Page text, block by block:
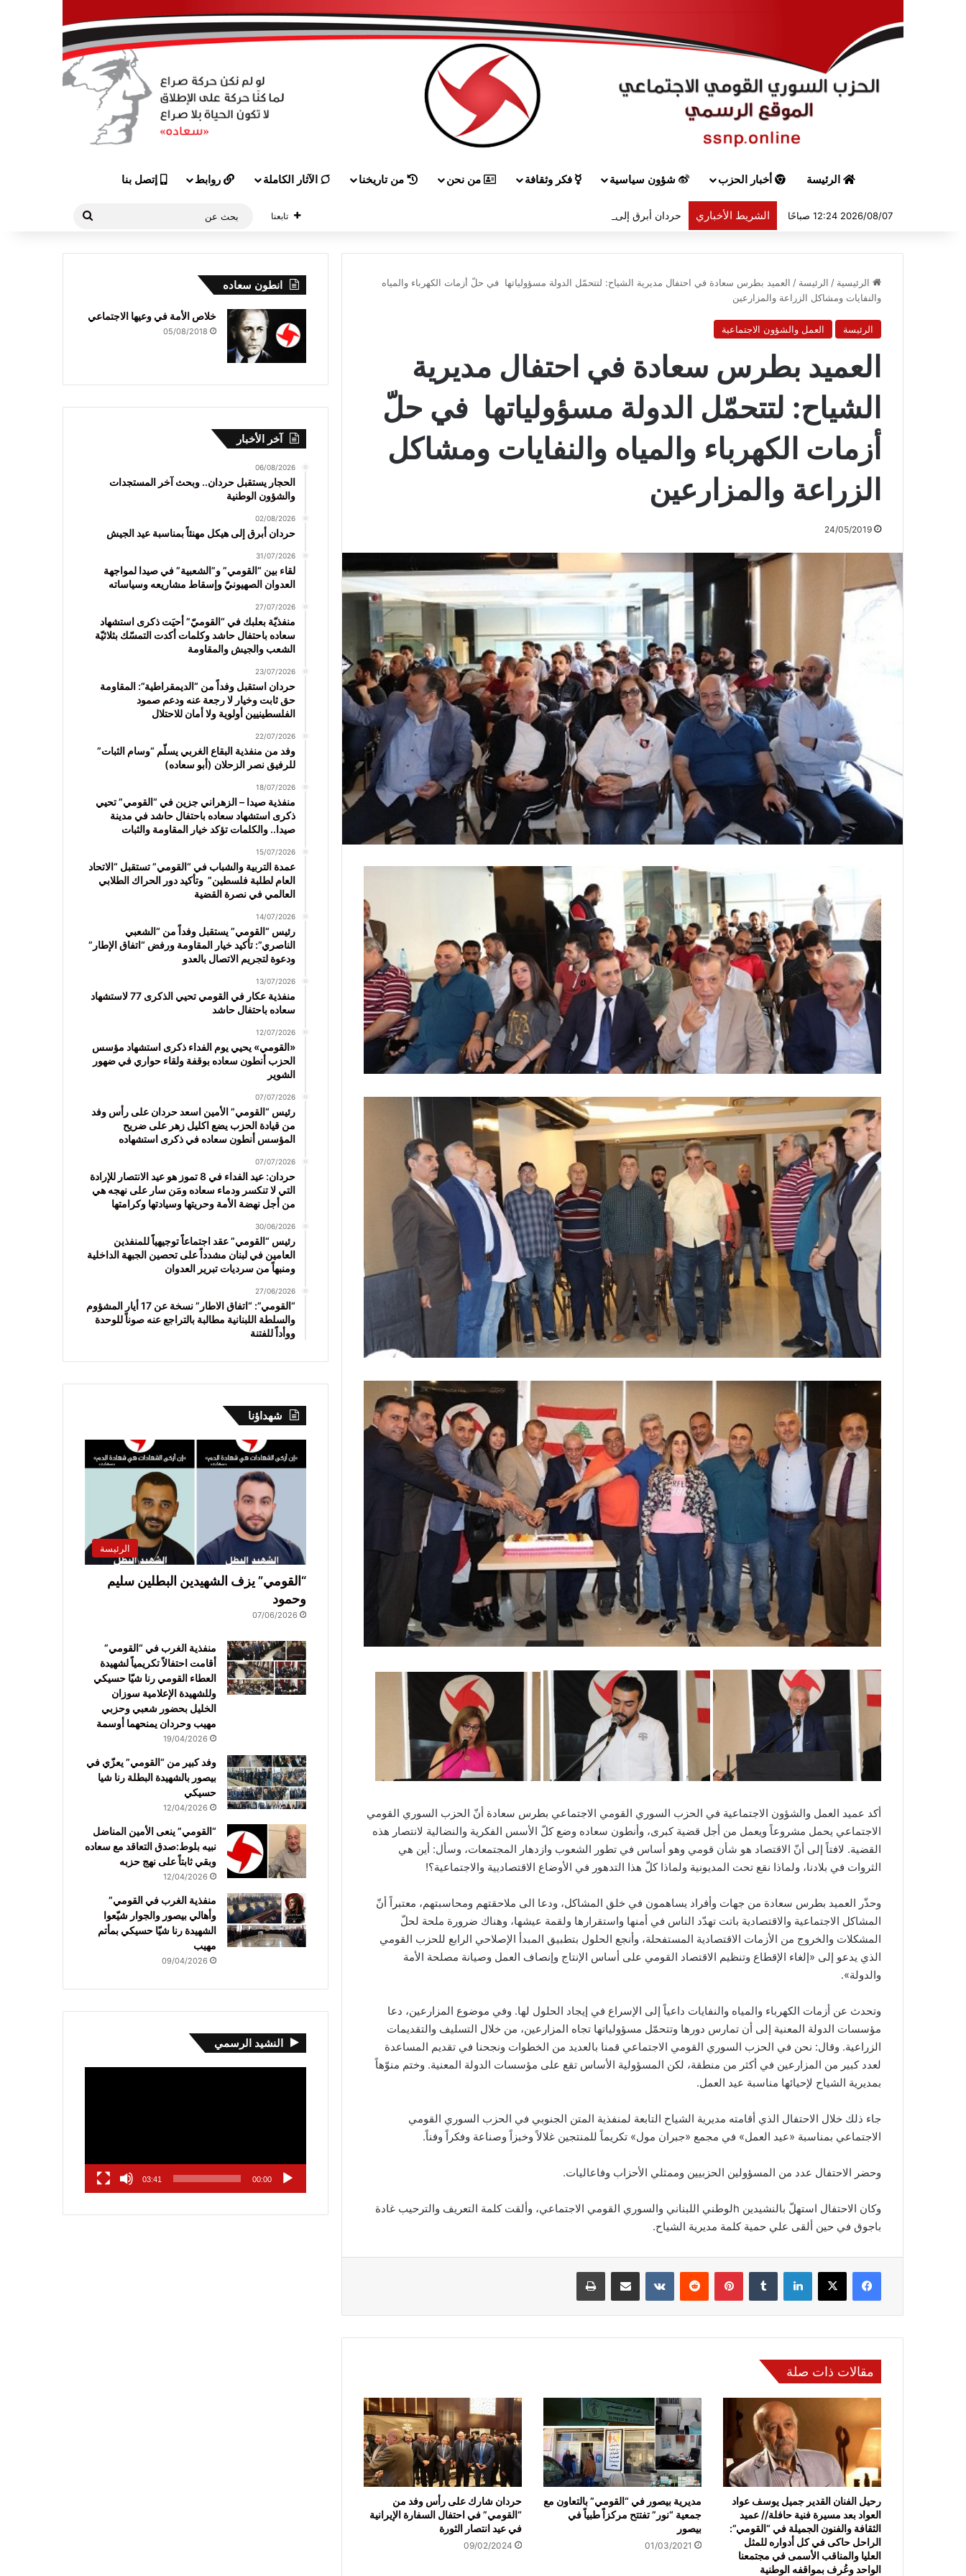
الرئيسة أخبار الحزب شؤون سياسية فكر وثقافة من نحن من تاريخنا الآثار الكاملة روابط إتصل بنا
2026/08/07 12:24 صباحًا الشريط الأخباري حردان أبرق إلى هيكل مهنئاً بمناسبة عيد الجيش تابعنا
الرئيسية / الرئيسة / العميد بطرس سعادة في احتفال مديرية الشياح: لتتحمّل الدولة مسؤولياتها في حلّ أزمات الكهرباء والمياه
والنفايات ومشاكل الزراعة والمزارعين
الرئيسة العمل والشؤون الاجتماعية
العميد بطرس سعادة في احتفال مديرية
الشياح: لتتحمّل الدولة مسؤولياتها في حلّ
أزمات الكهرباء والمياه والنفايات ومشاكل
الزراعة والمزارعين
24/05/2019
أكد عميد العمل والشؤون الاجتماعية في الحزب السوري القومي الاجتماعي بطرس سعادة أنّ الحزب السوري القومي
الاجتماعي يحمل مشروعاً ويعمل من أجل قضية كبرى، وأنطون سعاده وضع كلّ الأسس الفكرية والنضالية لانتصار هذه
القضية. لافتاً إلى أنّ الاقتصاد هو شأن قومي وهو أساس في تطور الشعوب وازدهار المجتمعات، وسأل: أين هي
الثروات في بلادنا، ولماذا نقع تحت المديونية ولماذا كلّ هذا التدهور في الأوضاع الاقتصاديية والاجتماعية؟!
وحذّر العميد بطرس سعادة من جهات وأفراد يساهمون في خلق المشاكل، ودعا الى ملاحقتهم ومحاسبتهم، معتبراً أنّ
المشاكل الاجتماعية والاقتصادية باتت تهدّد الناس في أمنها واستقرارها ولقمة عيشها، وهناك ضرورة ملحة لحلّ
المشكلات والخروج من الأزمات الاقتصادية المستفحلة، وأنجع الحلول بتطبيق المبدأ الإصلاحي الرابع للحزب القومي
الذي يدعو إلى «إلغاء الإقطاع وتنظيم الاقتصاد القومي على أساس الإنتاج وإنصاف العمل وصيانة مصلحة الأمة
والدولة».
وتحدث عن أزمات الكهرباء والمياه والنفايات داعياً إلى الإسراع في إيجاد الحلول لها. وفي موضوع المزارعين، دعا
مؤسسات الدولة المعنية إلى أن تمارس دورها وتتحمّل مسؤولياتها تجاه المزارعين، من خلال التسليف والتقديمات
الزراعية. وقال: نحن في الحزب السوري القومي الاجتماعي قمنا بالعديد من الخطوات ونجحنا في تقديم المساعدة
لعدد كبير من المزارعين في أكثر من منطقة، لكن المسؤولية الأساس تقع على مؤسسات الدولة المعنية. وختم منوّهاً
بمديرية الشياح لإحيائها مناسبة عيد العمل.
جاء ذلك خلال الاحتفال الذي أقامته مديرية الشياح التابعة لمنفذية المتن الجنوبي في الحزب السوري القومي
الاجتماعي بمناسبة «عيد العمل» في مجمع «جبران مول» تكريماً للمنتجين غلالاً وخبزاً وصناعة وفكراً وفناً.
وحضر الاحتفال عدد من المسؤولين الحزبيين وممثلي الأحزاب وفاعاليات.
وكان الاحتفال استهلّ بالنشيدين hلوطني اللبناني والسوري القومي الاجتماعي، وألقت كلمة التعريف والترحيب غادة
باجوق في حين ألقى علي حمية كلمة مديرية الشياح.
فيسبوك لينكدإن بينتيريست
مقالات ذات صلة
رحيل الفنان القدير جميل يوسف عواد
العواد بعد مسيرة فنية حافلة// عميد
الثقافة والفنون الجميلة في “القومي”:
الراحل حاكى في كل أدواره للمثل
العليا والمناقب الأسمى في مجتمعنا
الواحد وعُرف بمواقفه الوطنية
مديرية بيصور في “القومي” بالتعاون مع
جمعية “نور” تفتتح مركزاً طبياً في
بيصور
01/03/2021
حردان شارك على رأس وفد من
“القومي” في احتفال السفارة الإيرانية
في عيد انتصار الثورة
09/02/2024
انطون سعاده
خلاص الأمة في وعيها الاجتماعي
05/08/2018
آخر الأخبار
06/08/2026
الحجار يستقبل حردان.. وبحث آخر المستجدات
والشؤون الوطنية
02/08/2026
حردان أبرق إلى هيكل مهنئاً بمناسبة عيد الجيش
31/07/2026
لقاء بين “القومي” و”الشعبية” في صيدا لمواجهة
العدوان الصهيونيّ وإسقاط مشاريعه وسياساته
27/07/2026
منفذيّة بعلبك في “القوميّ” أحيَت ذكرى استشهاد
سعاده باحتفال حاشد وكلمات أكدت التمسّك بثلاثيّة
الشعب والجيش والمقاومة
23/07/2026
حردان استقبل وفداً من “الديمقراطية”: المقاومة
حق ثابت وخيار لا رجعة عنه ودعم صمود
الفلسطينيين أولوية ولا أمان للاحتلال
22/07/2026
وفد من منفذية البقاع الغربي يسلّم “وسام الثبات”
للرفيق نصر الزحلان (أبو سعاده)
18/07/2026
منفذية صيدا – الزهراني جزين في “القومي” تحيي
ذكرى استشهاد سعاده باحتفال حاشد في مدينة
صيدا.. والكلمات تؤكد خيار المقاومة والثبات
15/07/2026
عمدة التربية والشباب في “القومي” تستقبل “الاتحاد
العام لطلبة فلسطين” وتأكيد دور الحراك الطلابي
العالمي في نصرة القضية
14/07/2026
رئيس “القومي” يستقبل وفداً من “الشعبي
الناصري”: تأكيد خيار المقاومة ورفض “اتفاق الإطار”
ودعوة لتجريم الاتصال بالعدو
13/07/2026
منفذية عكار في القومي تحيي الذكرى 77 لاستشهاد
سعاده باحتفال حاشد
12/07/2026
«القومي» يحيي يوم الفداء ذكرى استشهاد مؤسس
الحزب أنطون سعاده بوقفة ولقاء حواري في ضهور
الشوير
07/07/2026
رئيس “القومي” الأمين اسعد حردان على رأس وفد
من قيادة الحزب يضع اكليل زهر على ضريح
المؤسس أنطون سعاده في ذكرى استشهاده
07/07/2026
حردان: عيد الفداء في 8 تموز هو عيد الانتصار للإرادة
التي لا تنكسر ودماء سعاده ومَن سار على نهجه هي
من أجل نهضة الأمة وحريتها وسيادتها وكرامتها
30/06/2026
رئيس “القومي” عقد اجتماعاً توجيهياً للمنفذين
العامين في لبنان مشدداً على تحصين الجبهة الداخلية
ومنبهاً من سرديات تبرير العدوان
27/06/2026
“القومي”: “اتفاق الاطار” نسخة عن 17 أيار المشؤوم
والسلطة اللبنانية مطالبة بالتراجع عنه صوناً للوحدة
ووأداً للفتنة
شهداؤنا
الرئيسة
“القومي” يزف الشهيدين البطلين سليم
وحمود
07/06/2026
منفذية الغرب في “القومي”
أقامت احتفالاً تكريمياً لشهيدة
العطاء القومي رنا شيّا حسيكي
وللشهيدة الإعلامية سوزان
الخليل بحضور شعبي وحزبي
مهيب وحردان يمنحهما أوسمة
19/04/2026
وفد كبير من “القومي” يعزّي في
بيصور بالشهيدة البطلة رنا شيا
حسيكي
12/04/2026
“القومي” ينعى الأمين المناضل
نبيه بلوط:صدق التعاقد مع سعاده
وبقي ثابتاً على نهج حزبه
12/04/2026
منفذية الغرب في القومي”
وأهالي بيصور والجوار شيّعوا
الشهيدة رنا شيّا حسيكي بمأتم
مهيب
09/04/2026
النشيد الرسمي
00:00
03:41